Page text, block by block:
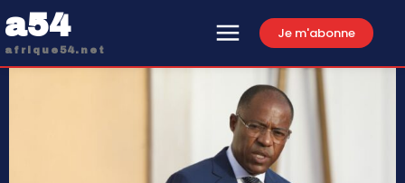
a54
afrique54.net
Je m'abonne